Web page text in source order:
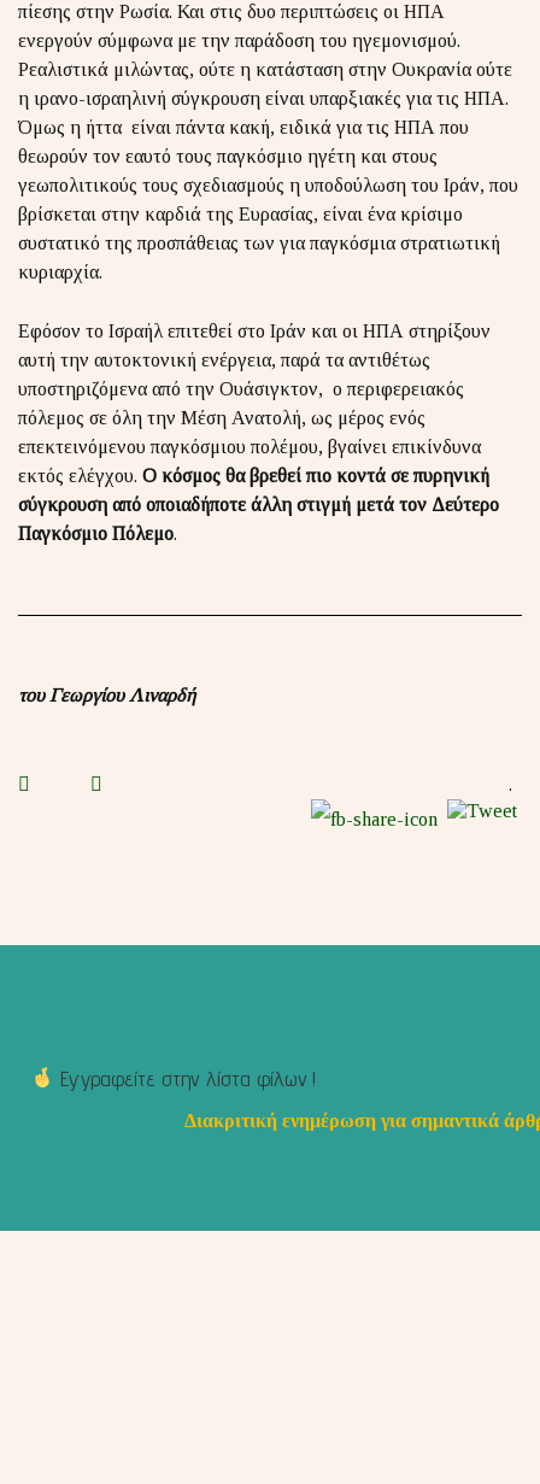
πίεσης στην Ρωσία. Και στις δυο περιπτώσεις οι ΗΠΑ
ενεργούν σύμφωνα με την παράδοση του ηγεμονισμού.
Ρεαλιστικά μιλώντας, ούτε η κατάσταση στην Ουκρανία ούτε
η ιρανο-ισραηλινή σύγκρουση είναι υπαρξιακές για τις ΗΠΑ.
Όμως η ήττα είναι πάντα κακή, ειδικά για τις ΗΠΑ που
θεωρούν τον εαυτό τους παγκόσμιο ηγέτη και στους
γεωπολιτικούς τους σχεδιασμούς η υποδούλωση του Ιράν, που
βρίσκεται στην καρδιά της Ευρασίας, είναι ένα κρίσιμο
συστατικό της προσπάθειας των για παγκόσμια στρατιωτική
κυριαρχία.
Εφόσον το Ισραήλ επιτεθεί στο Ιράν και οι ΗΠΑ στηρίξουν
αυτή την αυτοκτονική ενέργεια, παρά τα αντιθέτως
υποστηριζόμενα από την Ουάσιγκτον, ο περιφερειακός
πόλεμος σε όλη την Μέση Ανατολή, ως μέρος ενός
επεκτεινόμενου παγκόσμιου πολέμου, βγαίνει επικίνδυνα
εκτός ελέγχου. Ο κόσμος θα βρεθεί πιο κοντά σε πυρηνική
σύγκρουση από οποιαδήποτε άλλη στιγμή μετά τον Δεύτερο
Παγκόσμιο Πόλεμο.
του Γεωργίου Λιναρδή
.
Εγγραφείτε στην λίστα φίλων !
Διακριτική ενημέρωση για σημαντικά